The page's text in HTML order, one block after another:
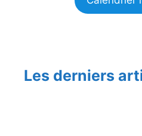
Les derniers